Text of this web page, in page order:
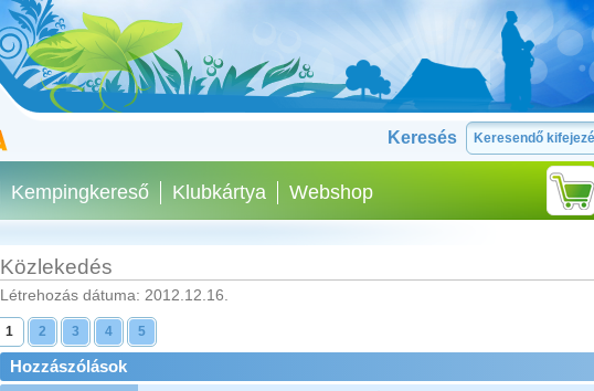
Keresés
Kempingkereső Klubkártya Webshop
Közlekedés
Létrehozás dátuma: 2012.12.16.
1 2 3 4 5
Hozzászólások